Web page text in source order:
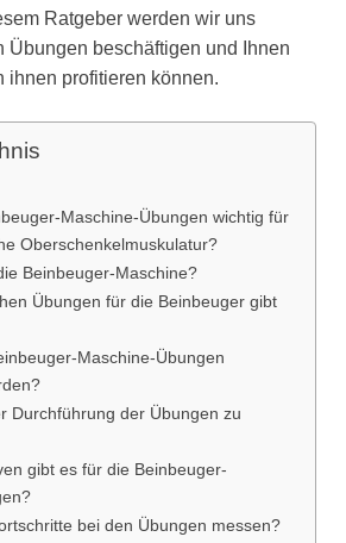
Ratgeber werden wir uns
Übungen beschäftigen und Ihnen
ihnen profitieren können.
Maschine-Übungen wichtig für
Oberschenkelmuskulatur?
Beinbeuger-Maschine?
Übungen für die Beinbeuger gibt
Maschine-Übungen
Durchführung der Übungen zu
gibt es für die Beinbeuger-
bei den Übungen messen?